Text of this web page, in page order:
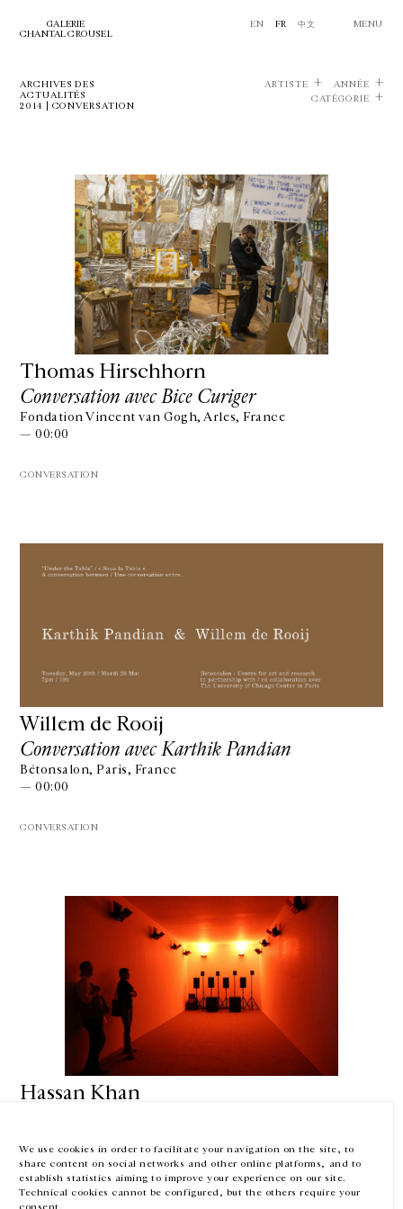
We use cookies in order to facilitate your navigation on the site, to
share content on social networks and other online platforms, and to
establish statistics aiming to improve your experience on our site.
Technical cookies cannot be configured, but the others require your
GALERIE
CHANTAL CROUSEL
EN FR 中文 MENU
ARCHIVES DES
ACTUALITÉS
2014 | CONVERSATION
ARTISTE
ANNÉE
CATÉGORIE
Thomas Hirschhorn
Conversation avec Bice Curiger
Fondation Vincent van Gogh, Arles, France
— 00:00
CONVERSATION
Willem de Rooij
Conversation avec Karthik Pandian
Bétonsalon, Paris, France
— 00:00
CONVERSATION
Hassan Khan
Egypte
— 00:00
GALERIE CHANTAL CROUSEL
+33 1 42 77 38 87
GALERIE@CROUSEL.COM
HORAIRES D'OUVERTURE
DU MARDI AU VENDREDI
EN FR 中文 Facebook Instagram